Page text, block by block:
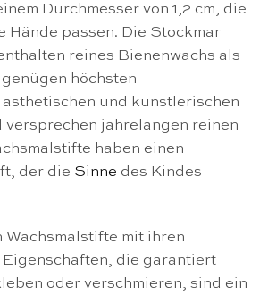
Durchmesser von 1,2 cm, die
Hände passen. Die Stockmar
reines Bienenwachs als
höchsten
und künstlerischen
versprechen jahrelangen reinen
haben einen
der die Sinne des Kindes
Wachsmalstifte mit ihren
Eigenschaften, die garantiert
oder verschmieren, sind ein